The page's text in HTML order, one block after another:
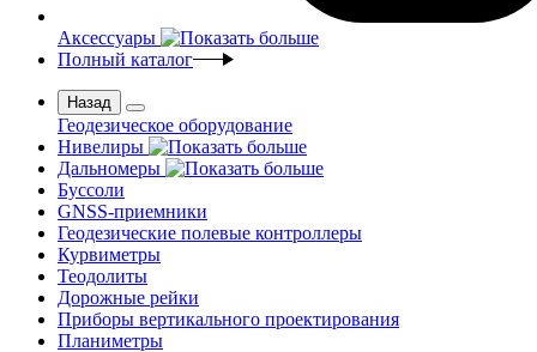
Аксессуары
Полный каталог
Назад
Геодезическое оборудование
Нивелиры
Дальномеры
Буссоли
GNSS-приемники
Геодезические полевые контроллеры
Курвиметры
Теодолиты
Дорожные рейки
Приборы вертикального проектирования
Планиметры